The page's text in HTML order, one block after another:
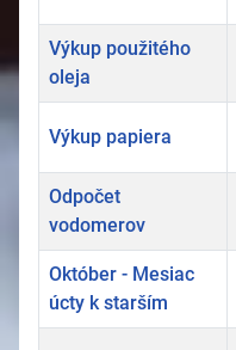
Výkup použitého
oleja
Výkup papiera
Odpočet
vodomerov
Október - Mesiac
úcty k starším